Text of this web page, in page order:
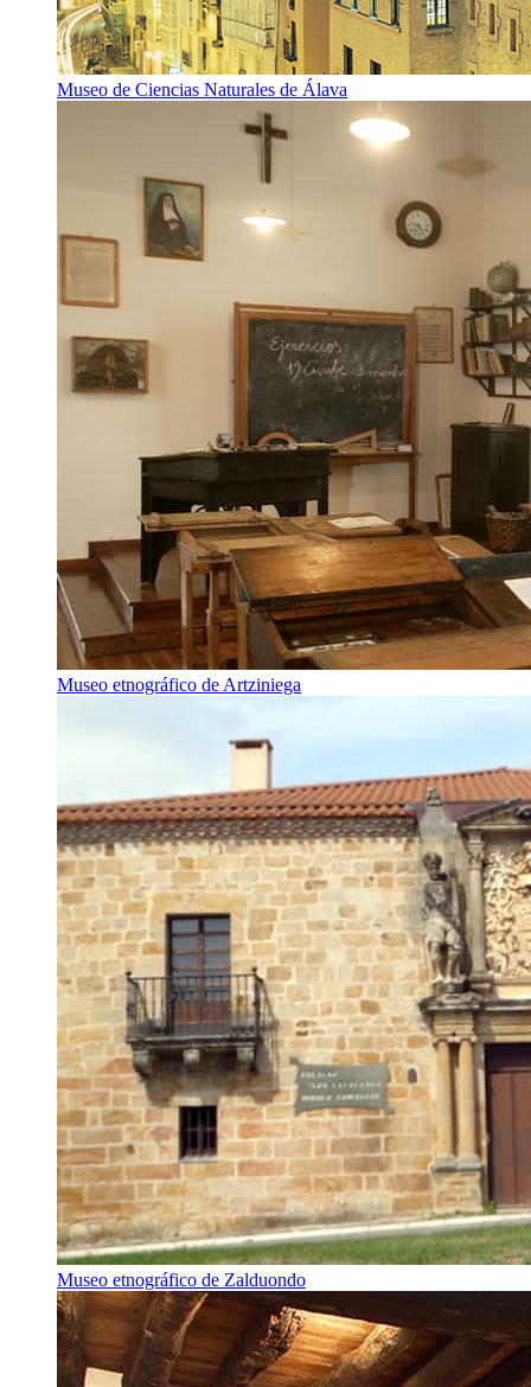
Museo de Ciencias Naturales de Álava
Museo etnográfico de Artziniega
Museo etnográfico de Zalduondo